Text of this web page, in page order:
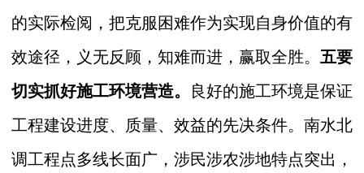
的实际检阅，把克服困难作为实现自身价值的有
效途径，义无反顾，知难而进，赢取全胜。 五要
切实抓好施工环境营造。
良好的施工环境是保证
工程建设进度、质量、效益的先决条件。南水北
调工程点多线长面广，涉民涉农涉地特点突出，